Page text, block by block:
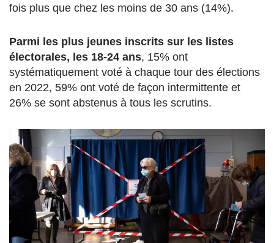
fois plus que chez les moins de 30 ans (14%).
Parmi les plus jeunes inscrits sur les listes
électorales, les 18-24 ans, 15% ont
systématiquement voté à chaque tour des élections
en 2022, 59% ont voté de façon intermittente et
26% se sont abstenus à tous les scrutins.